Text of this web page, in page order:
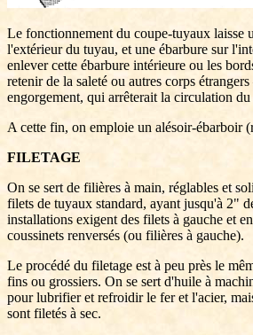
Le fonctionnement du coupe-tuyaux laisse
l'extérieur du tuyau, et une ébarbure sur
enlever cette ébarbure intérieure ou les
retenir de la saleté ou autres corps
engorgement, qui arrêterait la circulation
A cette fin, on emploie un alésoir-ébarboir
FILETAGE
On se sert de filières à main, réglables et
filets de tuyaux standard, ayant jusqu'à 2"
installations exigent des filets à gauche et
coussinets renversés (ou filières à gauche).
Le procédé du filetage est à peu près le
fins ou grossiers. On se sert d'huile à
pour lubrifier et refroidir le fer et l'acier,
sont filetés à sec.